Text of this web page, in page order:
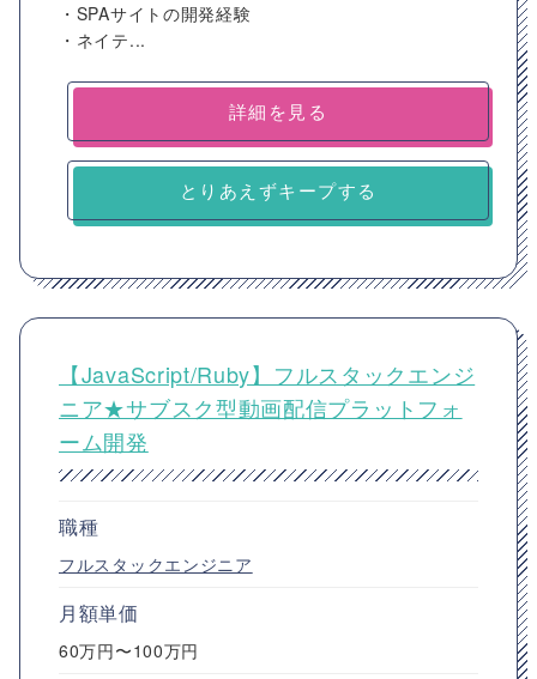
・SPAサイトの開発経験
・ネイテ...
詳細を見る
とりあえずキープする
【JavaScript/Ruby】フルスタックエンジ
ニア★サブスク型動画配信プラットフォ
ーム開発
職種
フルスタックエンジニア
月額単価
60万円〜100万円